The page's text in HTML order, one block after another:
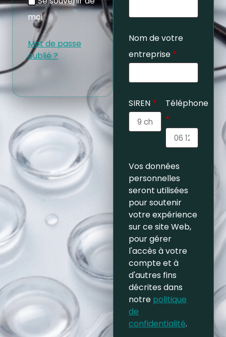
moi
Mot de passe
oublié ?
Nom de votre
entreprise *
SIREN *
Téléphone
*
Vos données
personnelles
seront utilisées
pour soutenir
votre expérience
sur ce site Web,
pour gérer
l'accès à votre
compte et à
d'autres fins
décrites dans
notre politique
de
confidentialité.